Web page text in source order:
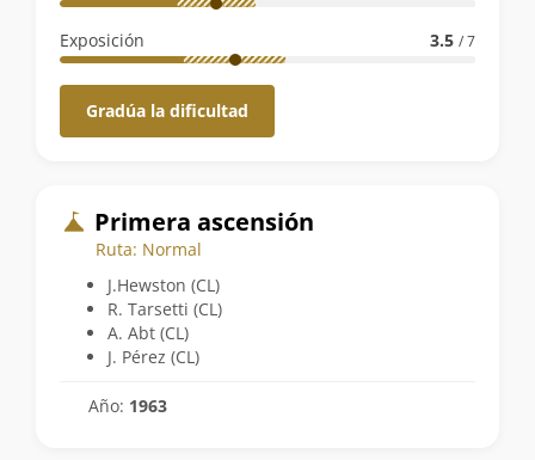
Exposición 3.5 / 7
Gradúa la dificultad
Primera ascensión
Ruta: Normal
J.Hewston (CL)
R. Tarsetti (CL)
A. Abt (CL)
J. Pérez (CL)
Año: 1963